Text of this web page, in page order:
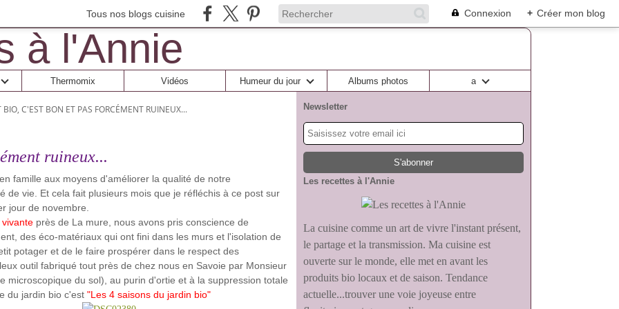
Tous nos blogs cuisine Connexion + Créer mon blog
Thermomix Vidéos Humeur du jour Albums photos a
BIO, C'EST BON ET PAS FORCÉMENT RUINEUX...
ruineux...
famille aux moyens d'améliorer la qualité de notre
de vie. Et cela fait plusieurs mois que je réfléchis à ce post sur
jour de novembre.
vivante près de La mure, nous avons pris conscience de
des éco-matériaux qui ont fini dans les murs et l'isolation de
potager et de le faire prospérer dans le respect des
outil fabriqué tout près de chez nous en Savoie par Monsieur
microscopique du sol), au purin d'ortie et à la suppression totale
du jardin bio c'est "Les 4 saisons du jardin bio"
Newsletter
Les recettes à l'Annie
La cuisine comme un art de vivre l'instant présent,
le partage et la transmission. Ma cuisine est
ouverte sur le monde, elle met en avant les
produits bio locaux et de saison. Tendance
actuelle...trouver une voie joyeuse entre